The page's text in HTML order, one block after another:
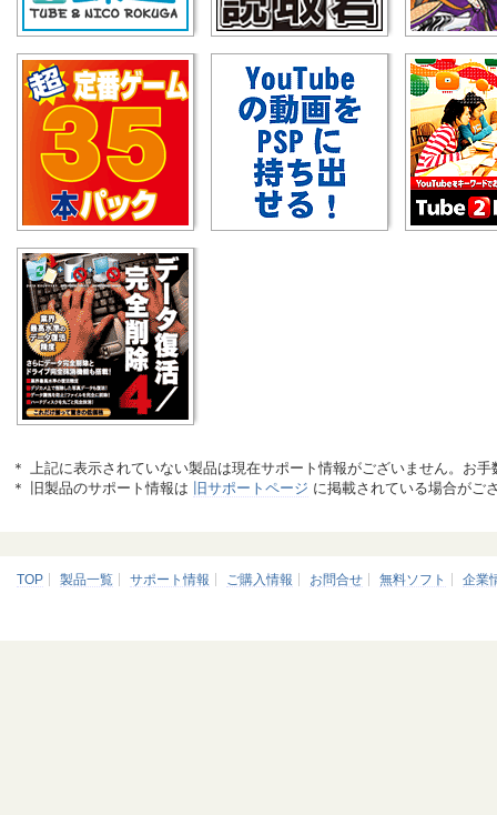
＊ 上記に表示されていない製品は現在サポート情報がございません。お手
＊ 旧製品のサポート情報は
旧サポートページ に掲載されている場合がご
TOP 製品一覧 サポート情報 ご購入情報 お問合せ 無料ソフト 企業